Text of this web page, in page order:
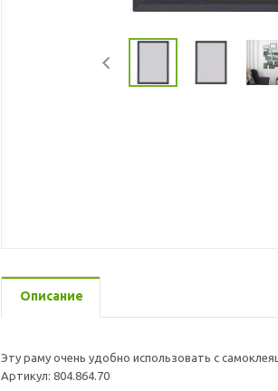
Описание
Эту раму очень удобно использовать с
Артикул: 804.864.70